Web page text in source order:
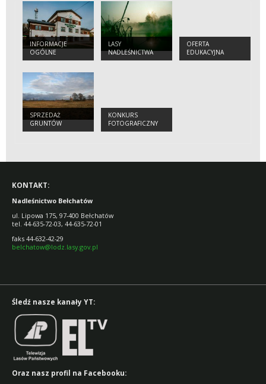
INFORMACJE
OGÓLNE
LASY
NADLEŚNICTWA
OFERTA
EDUKACYJNA
SPRZEDAŻ
GRUNTÓW
KONKURS
FOTOGRAFICZNY
KONTAKT:
Nadleśnictwo Bełchatów
ul. Lipowa 175, 97-400 Bełchatów
tel. 44-635-72-03, 44-635-72-01
faks 44-632-42-29
belchatow@lodz.lasy.gov.pl
Śledź nasze kanały YT:
Oraz nasz profil na Facebooku: